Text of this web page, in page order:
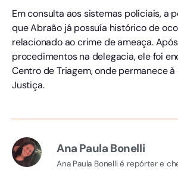
Em consulta aos sistemas policiais, a
que Abraão já possuía histórico de
relacionado ao crime de ameaça.
procedimentos na delegacia, ele foi
Centro de Triagem, onde permanece
Justiça.
Ana Paula Bonelli
Ana Paula Bonelli é repórter e